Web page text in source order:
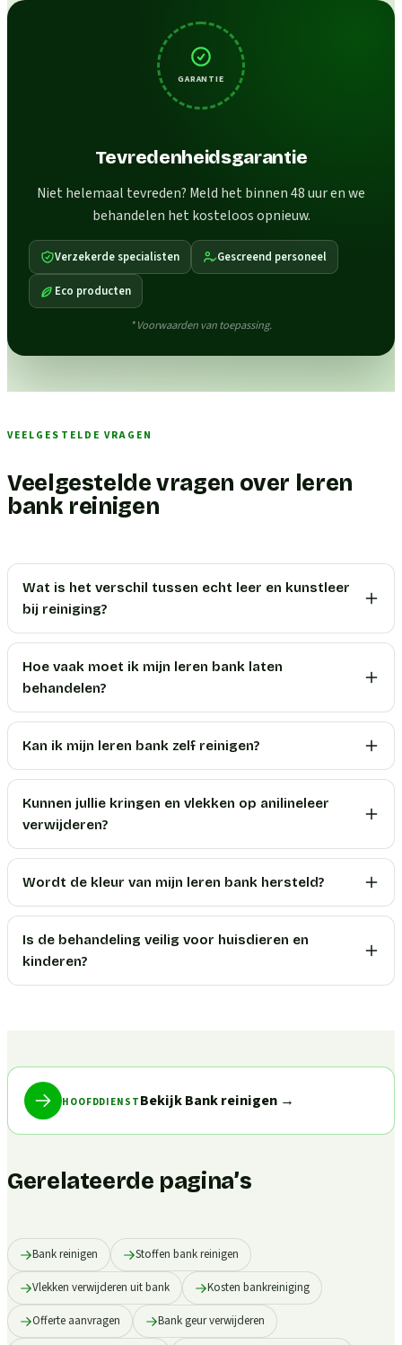
GARANTIE
Tevredenheidsgarantie
Niet helemaal tevreden? Meld het binnen 48 uur en we
behandelen het kosteloos opnieuw.
Verzekerde specialisten Gescreend personeel
Eco producten
* Voorwaarden van toepassing.
VEELGESTELDE VRAGEN
Veelgestelde vragen over leren
bank reinigen
Wat is het verschil tussen echt leer en kunstleer
bij reiniging?
Hoe vaak moet ik mijn leren bank laten
behandelen?
Kan ik mijn leren bank zelf reinigen?
Kunnen jullie kringen en vlekken op anilineleer
verwijderen?
Wordt de kleur van mijn leren bank hersteld?
Is de behandeling veilig voor huisdieren en
kinderen?
HOOFDDIENST Bekijk Bank reinigen→
Gerelateerde pagina’s
Bank reinigen Stoffen bank reinigen
Vlekken verwijderen uit bank Kosten bankreiniging
Offerte aanvragen Bank geur verwijderen